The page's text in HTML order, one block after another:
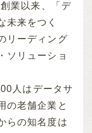
業以来、「デ
未来をつく
リーディング
ソリューショ
人はデータサ
の老舗企業と
らの知名度は